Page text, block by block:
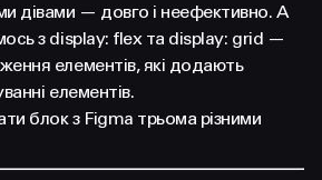
дівами — довго і неефективно. А
з display: flex та display: grid —
елементів, які додають
елементів.
блок з Figma трьома різними